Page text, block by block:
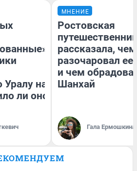
на
ли оно
МНЕНИЕ
Ростовская
рассказала, чем
разочаровал
и чем
Шанхай
Гала Ермошкина